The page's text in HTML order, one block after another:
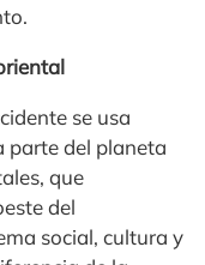
se usa
parte del planeta
que
del
social, cultura y